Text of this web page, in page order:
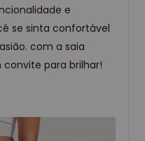
e
se sinta confortável
com a saia
para brilhar!